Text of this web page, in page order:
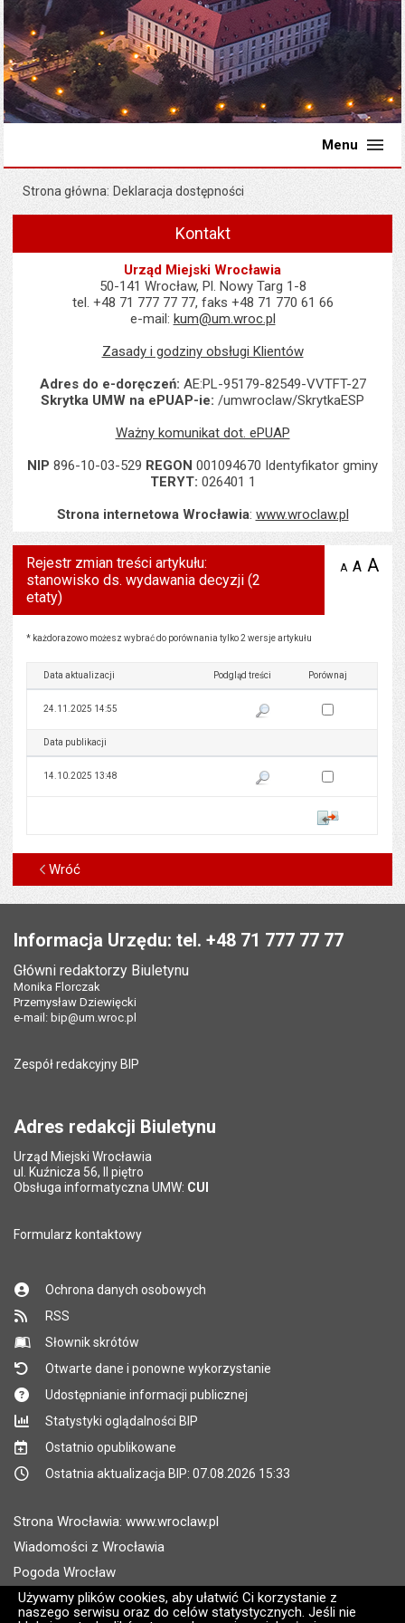
Używamy plików cookies, aby ułatwić Ci korzystanie z
naszego serwisu oraz do celów statystycznych. Jeśli nie
Menu
Strona główna Deklaracja dostępności
Kontakt
Urząd Miejski Wrocławia
50-141 Wrocław, Pl. Nowy Targ 1-8
tel. +48 71 777 77 77, faks +48 71 770 61 66
e-mail: kum@um.wroc.pl
Zasady i godziny obsługi Klientów
Adres do e-doręczeń: AE:PL-95179-82549-VVTFT-27
Skrytka UMW na ePUAP-ie: /umwroclaw/SkrytkaESP
Ważny komunikat dot. ePUAP
NIP 896-10-03-529 REGON 001094670 Identyfikator gminy
TERYT: 026401 1
Strona internetowa Wrocławia: www.wroclaw.pl
Rejestr zmian treści artykułu:
stanowisko ds. wydawania decyzji (2
etaty)
A zmniejsz
A A
Rejestr zmian treści artykułu: stanowisko ds. wydawania decyzji (2 etaty)
* każdorazowo możesz wybrać do porównania tylko 2 wersje artykułu
Data aktualizacji Podgląd treści Porównaj
24.11.2025 14:55 Pokaż podgląd wersji z dnia
Zaznacz wersję do
Data publikacji
14.10.2025 13:48 Pokaż podgląd wersji z dnia
Zaznacz wersję do
Porównaj
Wróć
Informacja Urzędu: tel. +48 71 777 77 77
Główni redaktorzy Biuletynu
Monika Florczak
Przemysław Dziewięcki
e-mail: bip@um.wroc.pl
Zespół redakcyjny BIP
Adres redakcji Biuletynu
Urząd Miejski Wrocławia
ul. Kuźnicza 56, II piętro
Obsługa informatyczna UMW: CUI
Formularz kontaktowy
Ochrona danych osobowych
RSS
Słownik skrótów
Otwarte dane i ponowne wykorzystanie
Udostępnianie informacji publicznej
Statystyki oglądalności BIP
Ostatnio opublikowane
Ostatnia aktualizacja BIP: 07.08.2026 15:33
Strona Wrocławia: www.wroclaw.pl
Wiadomości z Wrocławia
Pogoda Wrocław
Rozkłady jazdy MPK Wrocław